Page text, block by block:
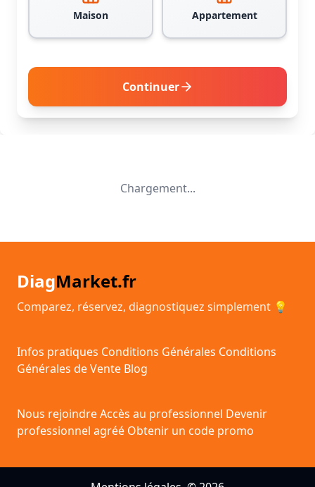
Maison Appartement
Continuer
Chargement...
DiagMarket.fr
Comparez, réservez, diagnostiquez simplement 💡
Infos pratiques Conditions Générales Conditions
Générales de Vente Blog
Nous rejoindreAccès au professionnel Devenir
professionnel agréé Obtenir un code promo